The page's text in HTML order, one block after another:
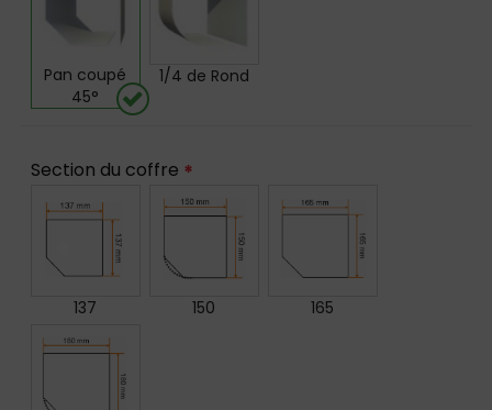
Pan coupé
45°
1/4 de Rond
Section du coffre *
137 150 165